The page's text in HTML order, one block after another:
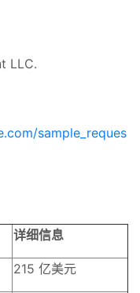
LLC.
sample_reques
详细信息
215 亿美元